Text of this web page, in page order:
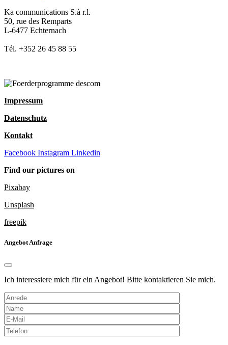
Ka communications S.à r.l.
50, rue des Remparts
L-6477 Echternach
Tél. +352 26 45 88 55
Impressum
Datenschutz
Kontakt
Facebook Instagram Linkedin
Find our pictures on
Pixabay
Unsplash
freepik
Angebot Anfrage
Ich interessiere mich für ein Angebot! Bitte kontaktieren Sie mich.
Bitte
lasse